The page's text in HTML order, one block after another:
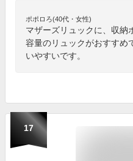
ポポロろ(40代・女性)
マザーズリュックに、収納
容量のリュックがおすすめ
いやすいです。
17